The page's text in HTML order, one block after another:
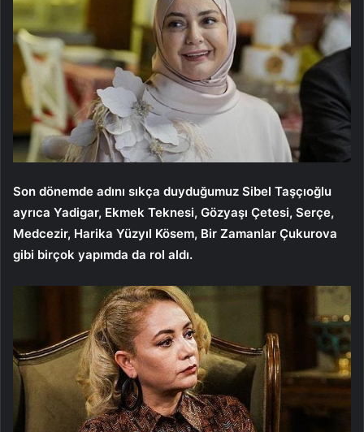
Son dönemde adını sıkça duyduğumuz Sibel Taşçıoğlu
ayrıca Yadigar, Ekmek Teknesi, Gözyaşı Çetesi, Serçe,
Medcezir, Harika Yüzyıl Kösem, Bir Zamanlar Çukurova
gibi birçok yapımda da rol aldı.